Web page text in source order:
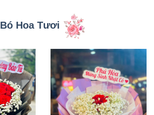
Bó Hoa Tươi